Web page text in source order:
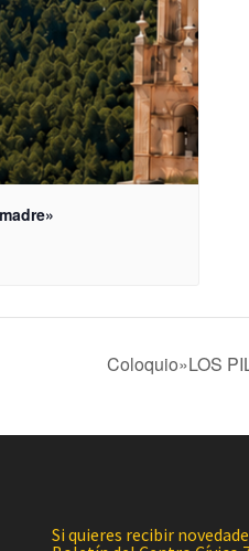
Coloquio»LOS
Si quieres recibir